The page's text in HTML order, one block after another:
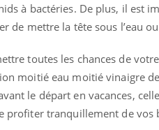
à bactéries. De plus, il est
de mettre la tête sous l’eau
toutes les chances de
moitié eau moitié vinaigre
le départ en vacances,
profiter tranquillement de vos